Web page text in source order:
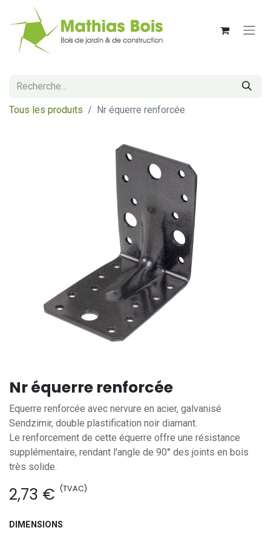
Tous les produits Nr équerre renforcée
Nr équerre renforcée
Equerre renforcée avec nervure en acier, galvanisé
Sendzimir, double plastification noir diamant.
Le renforcement de cette équerre offre une résistance
supplémentaire, rendant l'angle de 90° des joints en bois
très solide.
2,73 € (TVAC)
DIMENSIONS